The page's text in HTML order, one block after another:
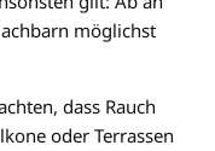
möglichst
dass Rauch
oder Terrassen